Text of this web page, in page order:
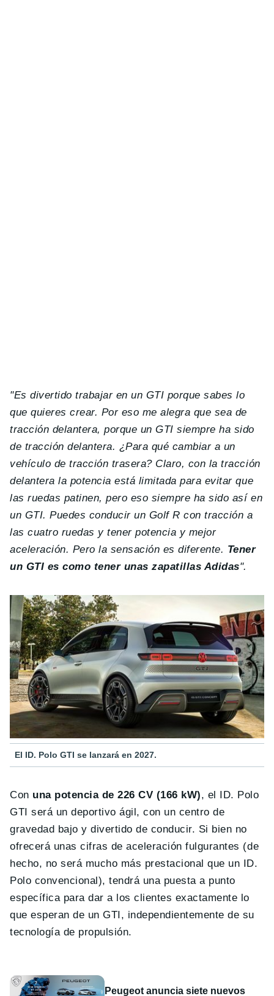
"Es divertido trabajar en un GTI porque sabes lo
que quieres crear. Por eso me alegra que sea de
tracción delantera, porque un GTI siempre ha sido
de tracción delantera. ¿Para qué cambiar a un
vehículo de tracción trasera? Claro, con la tracción
delantera la potencia está limitada para evitar que
las ruedas patinen, pero eso siempre ha sido así en
un GTI. Puedes conducir un Golf R con tracción a
las cuatro ruedas y tener potencia y mejor
aceleración. Pero la sensación es diferente. Tener
un GTI es como tener unas zapatillas Adidas".
El ID. Polo GTI se lanzará en 2027.
Con una potencia de 226 CV (166 kW), el ID. Polo
GTI será un deportivo ágil, con un centro de
gravedad bajo y divertido de conducir. Si bien no
ofrecerá unas cifras de aceleración fulgurantes (de
hecho, no será mucho más prestacional que un ID.
Polo convencional), tendrá una puesta a punto
específica para dar a los clientes exactamente lo
que esperan de un GTI, independientemente de su
tecnología de propulsión.
Peugeot anuncia siete nuevos